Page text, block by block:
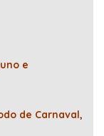
e
de Carnaval,